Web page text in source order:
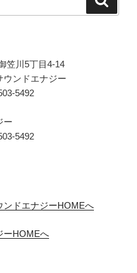
笠川5丁目4-14
ンドエナジー
5492
ー
5492
ンドエナジーHOMEへ
ーHOMEへ